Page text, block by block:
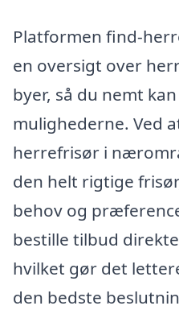
Platformen find-
en oversigt over
byer, så du nemt
mulighederne. Ved
herrefrisør i
den helt rigtige
behov og
bestille tilbud
hvilket gør det
den bedste